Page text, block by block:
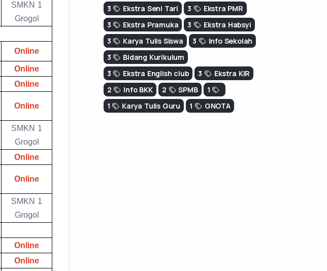
SMKN 1
Grogol
Online
Online
Online
Online
SMKN 1
Grogol
Online
Online
SMKN 1
Grogol
Online
Online
3
Ekstra Seni Tari 3
Ekstra PMR
3
Ekstra Pramuka 3
Ekstra Habsyi
3
Karya Tulis Siswa 3
Info Sekolah
3
Bidang Kurikulum
3
Ekstra English club 3
Ekstra KIR
2
Info BKK 2 SPMB
1
1
Karya Tulis Guru 1 GNOTA